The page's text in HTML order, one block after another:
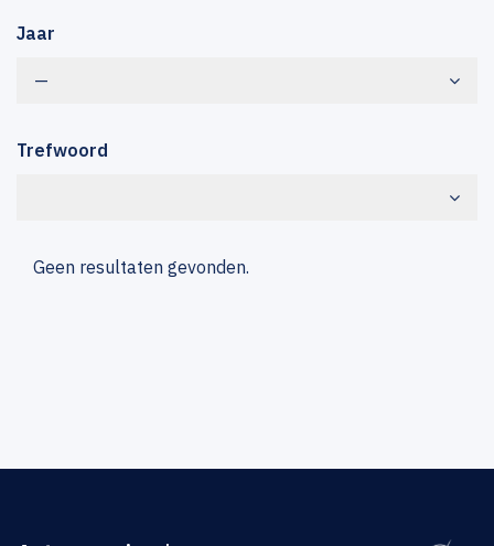
Jaar
—
Trefwoord
Geen resultaten gevonden.